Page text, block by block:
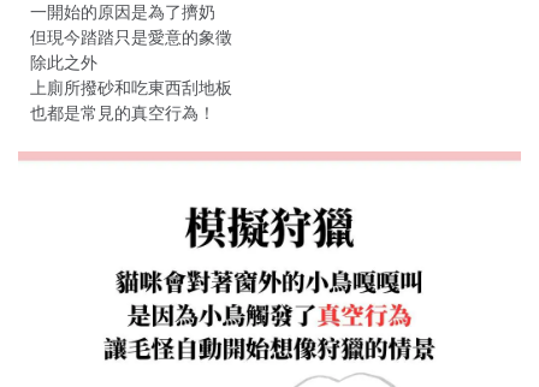
一開始的原因是為了擠奶
但現今踏踏只是愛意的象徵
除此之外
上廁所撥砂和吃東西刮地板
也都是常見的真空行為！